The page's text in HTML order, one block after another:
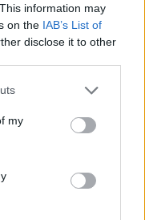
information may
on the IAB’s List of
disclose it to other
my